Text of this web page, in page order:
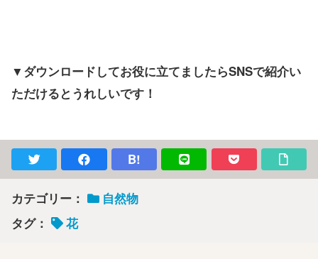
▼ダウンロードしてお役に立てましたらSNSで紹介い
ただけるとうれしいです！
B!
カテゴリー：
自然物
タグ：
花